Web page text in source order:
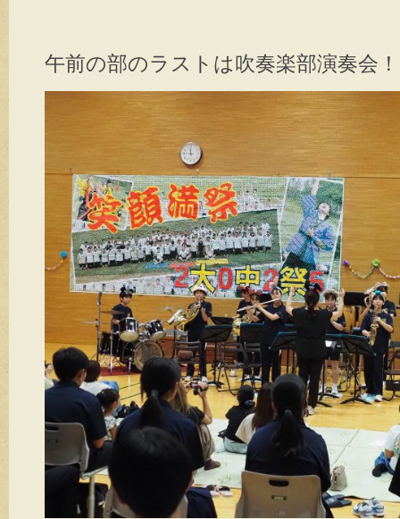
午前の部のラストは吹奏楽部演奏会 ！